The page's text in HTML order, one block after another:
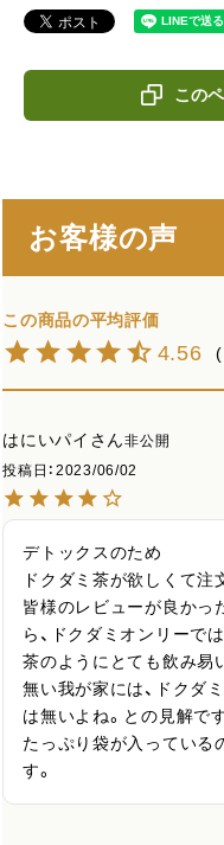
この
お客様の声
4.56
はにいパイ
非公開
投稿日
2023/06/02
デトックスのため
ドクダミ茶が欲しくて注
皆様のレビューが良かっ
ら、ドクダミオンリーで
茶のようにとても飲み易
無い我が家には、ドクダ
は無いよね。との見解です
たっぷり袋が入っている
す。